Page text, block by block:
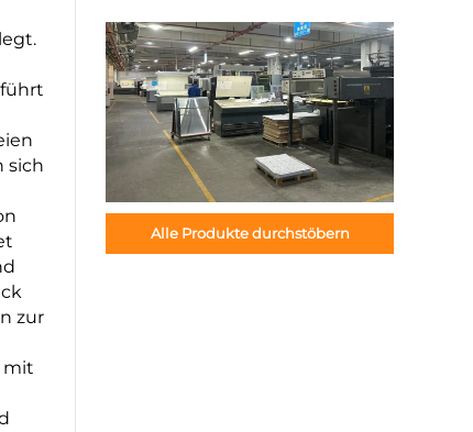
sich
zur
mit
Alle Produkte durchstöbern